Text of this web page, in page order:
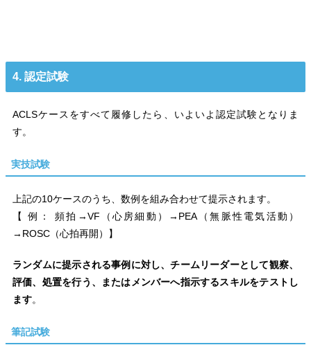
4. 認定試験
ACLSケースをすべて履修したら、いよいよ認定試験となりま
す。
実技試験
上記の10ケースのうち、数例を組み合わせて提示されます。
【 例： 頻拍→VF（心房細動）→PEA（無脈性電気活動）
→ROSC（心拍再開）】
ランダムに提示される事例に対し、チームリーダーとして観察、
評価、処置を行う、またはメンバーへ指示するスキルをテストし
ます。
筆記試験